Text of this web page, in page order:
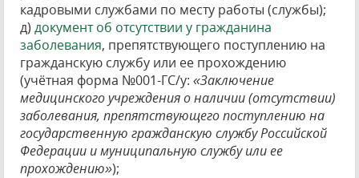
кадровыми службами по месту работы (службы);
д) документ об отсутствии у гражданина
заболевания, препятствующего поступлению на
гражданскую службу или ее прохождению
(учётная форма №001-ГС/у: «Заключение
медицинского учреждения о наличии (отсутствии)
заболевания, препятствующего поступлению на
государственную гражданскую службу Российской
Федерации и муниципальную службу или ее
прохождению»);